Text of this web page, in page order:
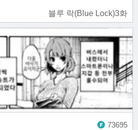
블루 락(Blue Lock)3화
73695